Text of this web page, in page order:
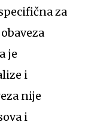
za
je
i
nije
i